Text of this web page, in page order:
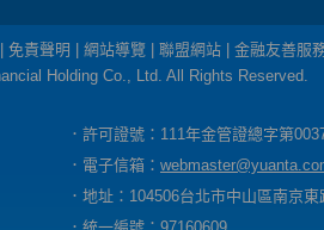
免責聲明 網站導覽 聯盟網站
金融友善服
Holding Co., Ltd. All Rights Reserved.
．許可證號：111年金管證總字第
．電子信箱：
．地址：104506台北市中山區南京